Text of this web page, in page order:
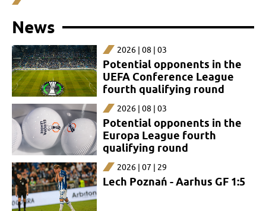
News
2026 | 08 | 03
Potential opponents in the
UEFA Conference League
fourth qualifying round
2026 | 08 | 03
Potential opponents in the
Europa League fourth
qualifying round
2026 | 07 | 29
Lech Poznań - Aarhus GF 1:5